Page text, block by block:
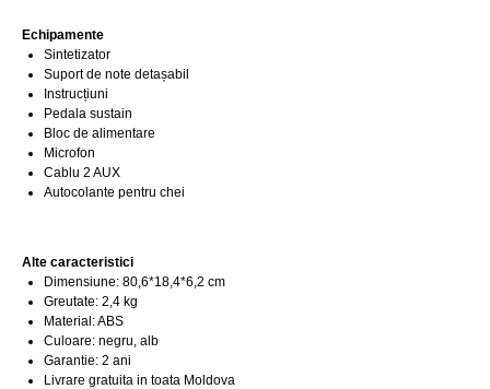
Echipamente
Sintetizator
Suport de note detașabil
Instrucțiuni
Pedala sustain
Bloc de alimentare
Microfon
Cablu 2 AUX
Autocolante pentru chei
Alte caracteristici
Dimensiune: 80,6*18,4*6,2 cm
Greutate: 2,4 kg
Material: ABS
Culoare: negru, alb
Garantie: 2 ani
Livrare gratuita in toata Moldova